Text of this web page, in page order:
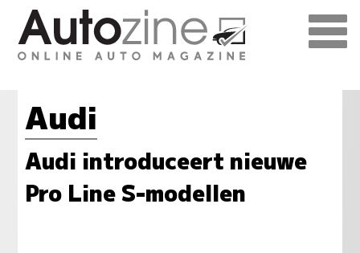
Audi
Audi introduceert nieuwe
Pro Line S-modellen